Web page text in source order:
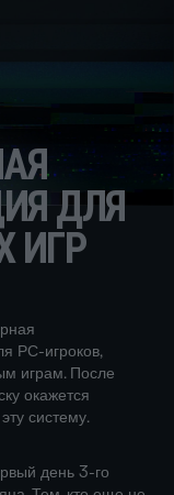
ДЛЯ
ИГР
РС-игроков,
играм. После
окажется
систему.
день 3-го